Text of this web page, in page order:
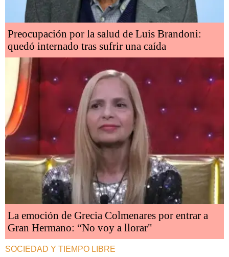
Preocupación por la salud de Luis Brandoni:
quedó internado tras sufrir una caída
La emoción de Grecia Colmenares por entrar a
Gran Hermano: “No voy a llorar"
SOCIEDAD Y TIEMPO LIBRE